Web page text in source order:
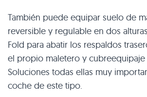
También puede equipar suelo de
reversible y regulable en dos
Fold para abatir los respaldos
el propio maletero y
Soluciones todas ellas muy
coche de este tipo.